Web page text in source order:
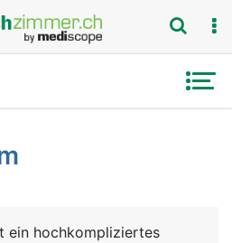
ein hochkompliziertes